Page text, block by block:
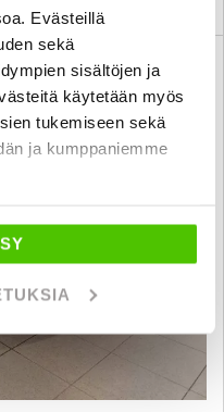
Evästeillä
sekä
sisältöjen ja
käytetään myös
tukemiseen sekä
ja kumppaniemme